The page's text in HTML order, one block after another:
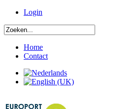
Login
Home
Contact